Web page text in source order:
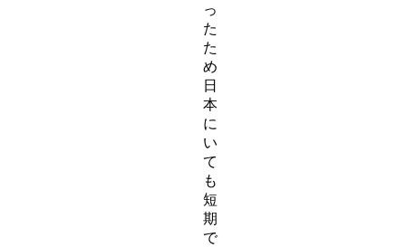
っ
た
た
め
日
本
に
い
て
も
短
期
で